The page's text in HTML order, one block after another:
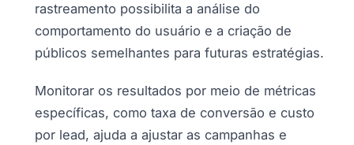
rastreamento possibilita a análise do
comportamento do usuário e a criação de
públicos semelhantes para futuras estratégias.
Monitorar os resultados por meio de métricas
específicas, como taxa de conversão e custo
por lead, ajuda a ajustar as campanhas e